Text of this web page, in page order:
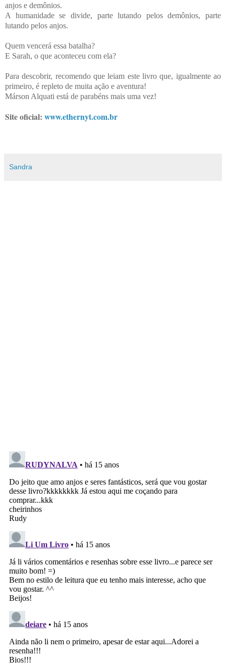
anjos e demônios.
A humanidade se divide, parte lutando pelos demônios, parte
lutando pelos anjos.
Quem vencerá essa batalha?
E Sarah, o que aconteceu com ela?
Para descobrir, recomendo que leiam este livro que, igualmente ao
primeiro, é repleto de muita ação e aventura!
Márson Alquati está de parabéns mais uma vez!
Site oficial: www.ethernyt.com.br
Sandra